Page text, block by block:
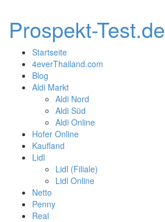
Prospekt-Test.de
Startseite
4everThailand.com
Blog
Aldi Markt
Aldi Nord
Aldi Süd
Aldi Online
Hofer Online
Kaufland
Lidl
Lidl (Filiale)
Lidl Online
Netto
Penny
Real